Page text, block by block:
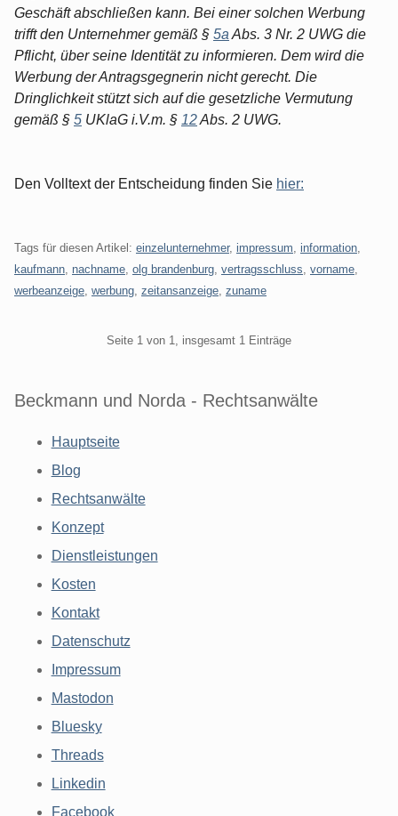
Geschäft abschließen kann. Bei einer solchen Werbung
trifft den Unternehmer gemäß § 5a Abs. 3 Nr. 2 UWG die
Pflicht, über seine Identität zu informieren. Dem wird die
Werbung der Antragsgegnerin nicht gerecht. Die
Dringlichkeit stützt sich auf die gesetzliche Vermutung
gemäß § 5 UKlaG i.V.m. § 12Abs. 2 UWG.
Den Volltext der Entscheidung finden Sie hier:
Tags für diesen Artikel: einzelunternehmer, impressum information
kaufmann nachname olg brandenburg vertragsschluss vorname
werbeanzeige werbung zeitansanzeige zuname
Seite 1 von 1, insgesamt 1 Einträge
Beckmann und Norda - Rechtsanwälte
Hauptseite
Blog
Rechtsanwälte
Konzept
Dienstleistungen
Kosten
Kontakt
Datenschutz
Impressum
Mastodon
Bluesky
Threads
Linkedin
Facebook